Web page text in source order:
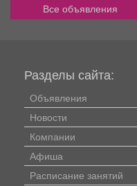
Все объявления
Разделы сайта:
Объявления
Новости
Компании
Афиша
Расписание занятий